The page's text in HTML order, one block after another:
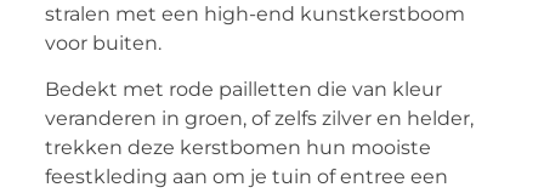
stralen met een high-end kunstkerstboom
voor buiten.
Bedekt met rode pailletten die van kleur
veranderen in groen, of zelfs zilver en helder,
trekken deze kerstbomen hun mooiste
feestkleding aan om je tuin of entree een